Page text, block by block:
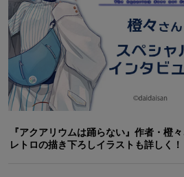
『アクアリウムは踊らない』作者・橙
レトロの描き下ろしイラストも詳しく！